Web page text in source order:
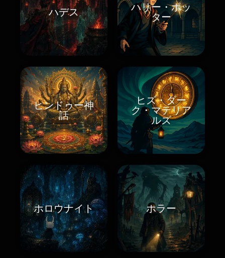
ハデス
ハリー・ポッ
ター
ヒンドゥー神
話
ヒズ・ダー
ク・マテリア
ルズ
ホロウナイト ホラー